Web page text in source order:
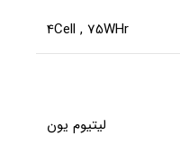
4Cell , 75WHr
لیتیوم یون